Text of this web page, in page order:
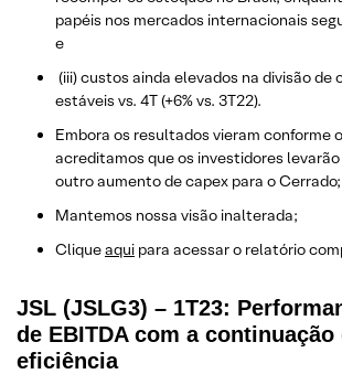
papéis nos mercados internacionais
e
(iii) custos ainda elevados na divisão de
estáveis vs. 4T (+6% vs. 3T22).
Embora os resultados vieram conforme
acreditamos que os investidores
outro aumento de capex para o Cerrado;
Mantemos nossa visão inalterada;
Cliqueaqui para acessar o relatório
JSL (JSLG3) – 1T23:
de EBITDA com a
eficiência